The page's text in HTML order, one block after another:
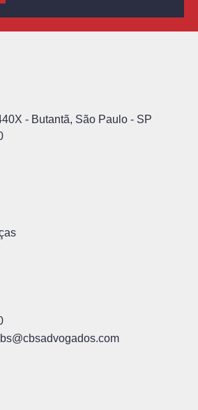
- Butantã, São Paulo - SP